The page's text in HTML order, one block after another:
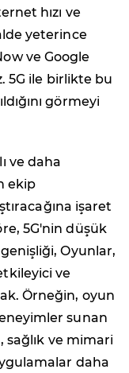
hızı ve
yeterince
ve Google
5G ile birlikte bu
görmeyi
ve daha
ekip
işaret
5G'nin düşük
Oyunlar,
ve
Örneğin, oyun
sunan
ve mimari
daha